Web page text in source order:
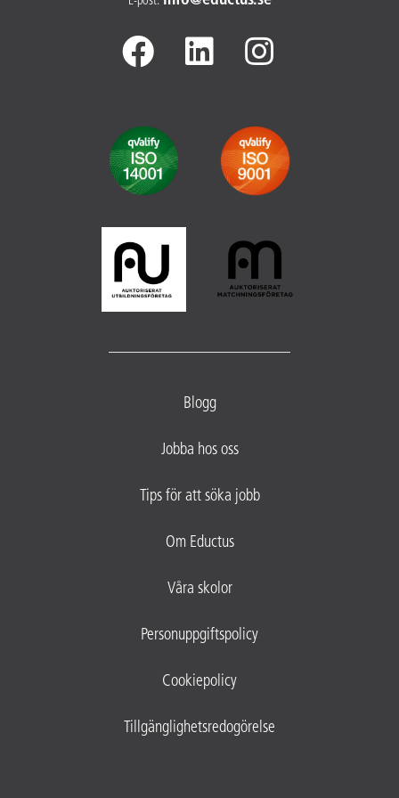
Blogg
Jobba hos oss
Tips för att söka jobb
Om Eductus
Våra skolor
Personuppgiftspolicy
Cookiepolicy
Tillgänglighetsredogörelse